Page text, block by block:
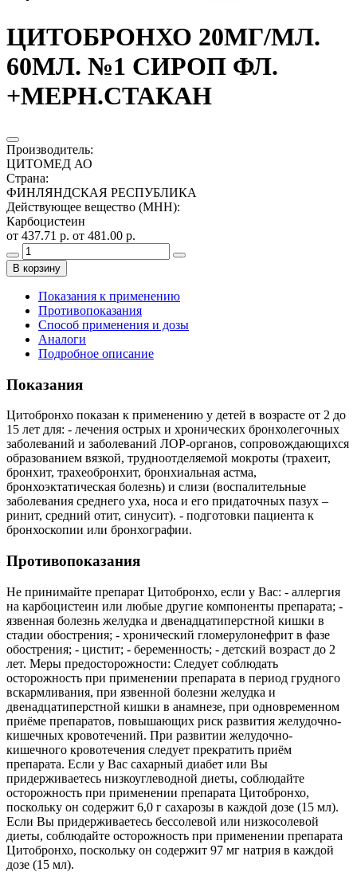
ЦИТОБРОНХО 20МГ/МЛ.
60МЛ. №1 СИРОП ФЛ.
+МЕРН.СТАКАН
Производитель:
ЦИТОМЕД АО
Страна:
ФИНЛЯНДСКАЯ РЕСПУБЛИКА
Действующее вещество (МНН):
Карбоцистеин
от 437.71 р. от 481.00 р.
В корзину
Показания к применению
Противопоказания
Способ применения и дозы
Аналоги
Подробное описание
Показания
Цитобронхо показан к применению у детей в возрасте от 2 до
15 лет для: - лечения острых и хронических бронхолегочных
заболеваний и заболеваний ЛОР-органов, сопровождающихся
образованием вязкой, трудноотделяемой мокроты (трахеит,
бронхит, трахеобронхит, бронхиальная астма,
бронхоэктатическая болезнь) и слизи (воспалительные
заболевания среднего уха, носа и его придаточных пазух –
ринит, средний отит, синусит). - подготовки пациента к
бронхоскопии или бронхографии.
Противопоказания
Не принимайте препарат Цитобронхо, если у Вас: - аллергия
на карбоцистеин или любые другие компоненты препарата; -
язвенная болезнь желудка и двенадцатиперстной кишки в
стадии обострения; - хронический гломерулонефрит в фазе
обострения; - цистит; - беременность; - детский возраст до 2
лет. Меры предосторожности: Следует соблюдать
осторожность при применении препарата в период грудного
вскармливания, при язвенной болезни желудка и
двенадцатиперстной кишки в анамнезе, при одновременном
приёме препаратов, повышающих риск развития желудочно-
кишечных кровотечений. При развитии желудочно-
кишечного кровотечения следует прекратить приём
препарата. Если у Вас сахарный диабет или Вы
придерживаетесь низкоуглеводной диеты, соблюдайте
осторожность при применении препарата Цитобронхо,
поскольку он содержит 6,0 г сахарозы в каждой дозе (15 мл).
Если Вы придерживаетесь бессолевой или низкосолевой
диеты, соблюдайте осторожность при применении препарата
Цитобронхо, поскольку он содержит 97 мг натрия в каждой
дозе (15 мл).